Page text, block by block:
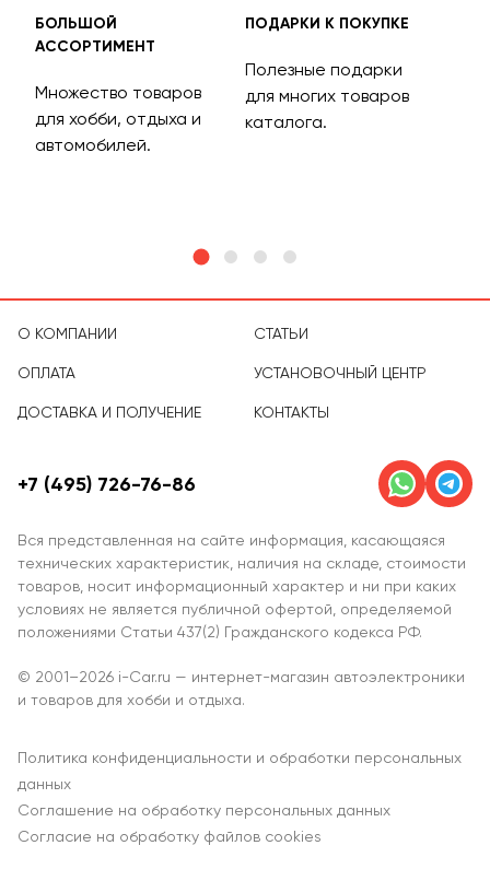
БОЛЬШОЙ
АССОРТИМЕНТ
Множество товаров
для хобби, отдыха и
автомобилей.
ПОДАРКИ К ПОКУПКЕ
Полезные подарки
для многих товаров
каталога.
О КОМПАНИИ
ОПЛАТА
ДОСТАВКА И ПОЛУЧЕНИЕ
СТАТЬИ
УСТАНОВОЧНЫЙ ЦЕНТР
КОНТАКТЫ
Вся представленная на сайте информация, касающаяся
технических характеристик, наличия на складе, стоимости
товаров, носит информационный характер и ни при каких
условиях не является публичной офертой, определяемой
положениями Статьи 437(2) Гражданского кодекса РФ.
+7 (495) 726-76-86
© 2001–2026 i-Car.ru — интернет-магазин автоэлектроники
и товаров для хобби и отдыха.
Политика конфиденциальности и обработки персональных
данных
Соглашение на обработку персональных данных
Согласие на обработку файлов cookies